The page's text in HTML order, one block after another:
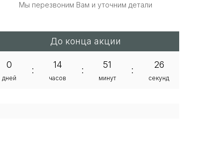
Мы перезвоним Вам и уточним детали
До конца акции
0
дней
:
14
часов
:
51
минут
:
26
секунд